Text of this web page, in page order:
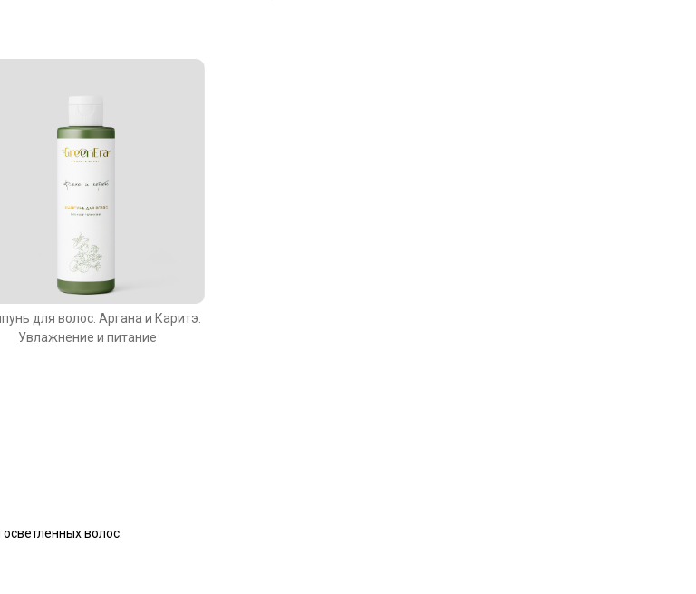
для волос. Аргана и Каритэ.
Увлажнение и питание
осветленных волос